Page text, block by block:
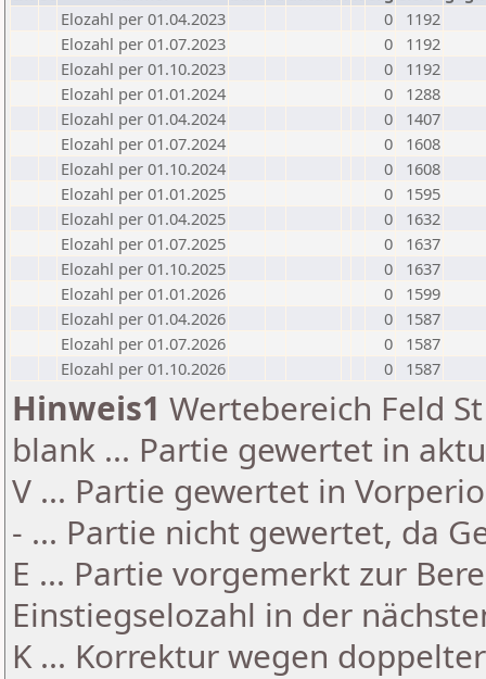
Elozahl per 01.04.2023
0
1192
Elozahl per 01.07.2023
0
1192
Elozahl per 01.10.2023
0
1192
Elozahl per 01.01.2024
0
1288
Elozahl per 01.04.2024
0
1407
Elozahl per 01.07.2024
0
1608
Elozahl per 01.10.2024
0
1608
Elozahl per 01.01.2025
0
1595
Elozahl per 01.04.2025
0
1632
Elozahl per 01.07.2025
0
1637
Elozahl per 01.10.2025
0
1637
Elozahl per 01.01.2026
0
1599
Elozahl per 01.04.2026
0
1587
Elozahl per 01.07.2026
0
1587
Elozahl per 01.10.2026
0 1587
Hinweis1 Wertebereich Feld
blank ... Partie gewertet in
V ... Partie gewertet in
- ... Partie nicht gewertet, da
E ... Partie vorgemerkt zur
Einstiegselozahl in der
K ... Korrektur wegen